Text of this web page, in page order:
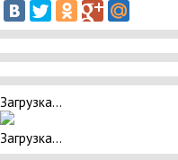
Загрузка...
Загрузка...